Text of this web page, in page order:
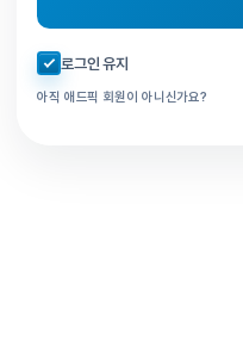
자동로그인 체크
로그인 유지
아직 애드픽 회원이 아니신가요?